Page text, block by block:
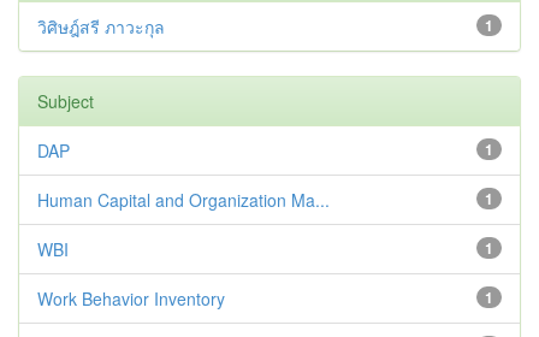
1
วิศิษฎ์สรี ภาวะกุล
Subject
1
DAP
1
Human Capital and Organization Ma...
1
WBI
1
Work Behavior Inventory